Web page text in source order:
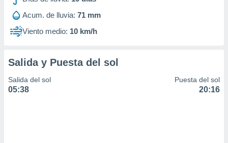
Acum. de lluvia: 71 mm
Viento medio: 10 km/h
Salida y Puesta del sol
Salida del sol
05:38
Puesta del sol
20:16